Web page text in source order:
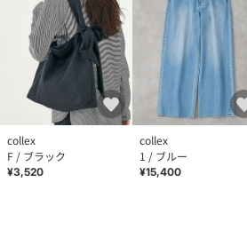
collex
F / ブラック
¥3,520
collex
1 / ブルー
¥15,400